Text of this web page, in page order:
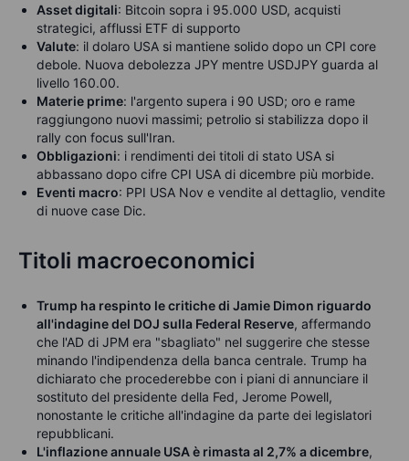
Asset digitali: Bitcoin sopra i 95.000 USD, acquisti
strategici, afflussi ETF di supporto
Valute: il dolaro USA si mantiene solido dopo un CPI core
debole. Nuova debolezza JPY mentre USDJPY guarda al
livello 160.00.
Materie prime: l'argento supera i 90 USD; oro e rame
raggiungono nuovi massimi; petrolio si stabilizza dopo il
rally con focus sull'Iran.
Obbligazioni: i rendimenti dei titoli di stato USA si
abbassano dopo cifre CPI USA di dicembre più morbide.
Eventi macro: PPI USA Nov e vendite al dettaglio, vendite
di nuove case Dic.
Titoli macroeconomici
Trump ha respinto le critiche di Jamie Dimon riguardo
all'indagine del DOJ sulla Federal Reserve, affermando
che l'AD di JPM era "sbagliato" nel suggerire che stesse
minando l'indipendenza della banca centrale. Trump ha
dichiarato che procederebbe con i piani di annunciare il
sostituto del presidente della Fed, Jerome Powell,
nonostante le critiche all'indagine da parte dei legislatori
repubblicani.
L'inflazione annuale USA è rimasta al 2,7% a dicembre,